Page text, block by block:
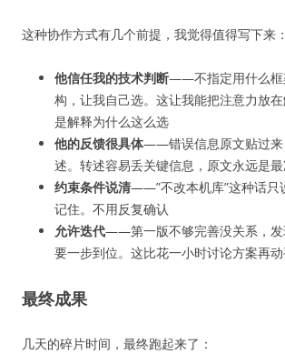
这种协作方式有几个前提，我觉得值得写下来：
他信任我的技术判断——不指定用什么框
构，让我自己选。这让我能把注意力放
是解释为什么这么选
他的反馈很具体——错误信息原文贴过来
述。转述容易丢关键信息，原文永远是
约束条件说清——”不改本机库”这种话只
记住。不用反复确认
允许迭代——第一版不够完善没关系，发
要一步到位。这比花一小时讨论方案再
最终成果
几天的碎片时间，最终跑起来了：